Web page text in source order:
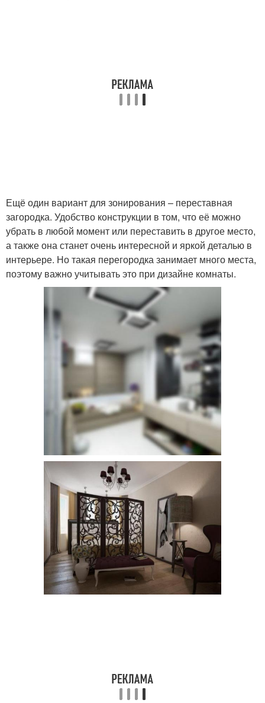
Ещё один вариант для зонирования – переставная
загородка. Удобство конструкции в том, что её можно
убрать в любой момент или переставить в другое место,
а также она станет очень интересной и яркой деталью в
интерьере. Но такая перегородка занимает много места,
поэтому важно учитывать это при дизайне комнаты.